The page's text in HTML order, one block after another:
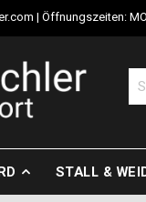
| Öffnungszeiten:
STALL &